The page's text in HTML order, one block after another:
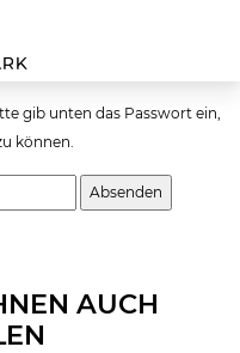
gib unten das Passwort ein,
können.
AUCH